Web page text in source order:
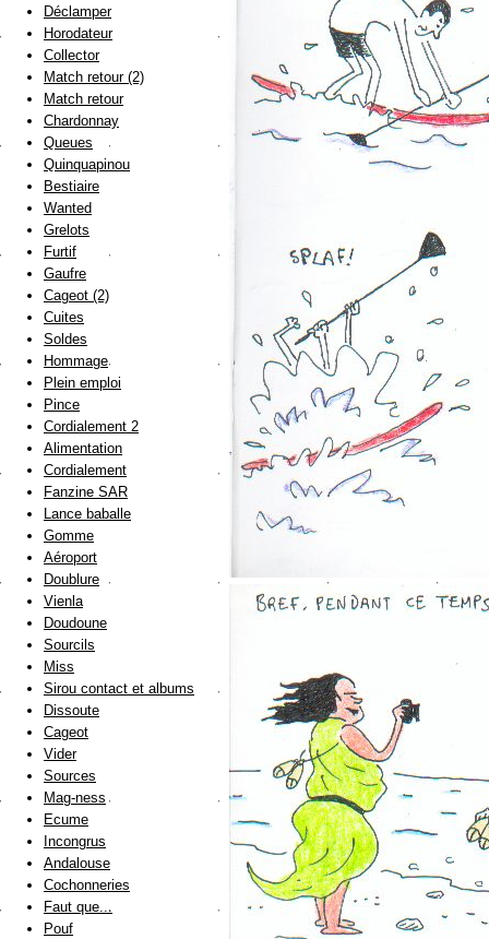
Déclamper
Horodateur
Collector
Match retour (2)
Match retour
Chardonnay
Queues
Quinquapinou
Bestiaire
Wanted
Grelots
Furtif
Gaufre
Cageot (2)
Cuites
Soldes
Hommage
Plein emploi
Pince
Cordialement 2
Alimentation
Cordialement
Fanzine SAR
Lance baballe
Gomme
Aéroport
Doublure
Vienla
Doudoune
Sourcils
Miss
Sirou contact et albums
Dissoute
Cageot
Vider
Sources
Mag-ness
Ecume
Incongrus
Andalouse
Cochonneries
Faut que...
Pouf